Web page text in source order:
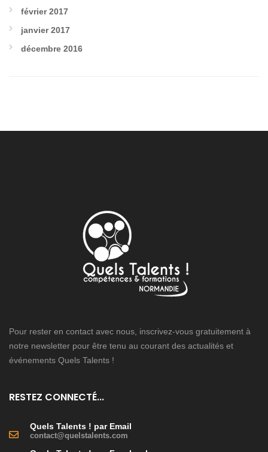
février 2017
janvier 2017
décembre 2016
Pour rester en contact avec nous, inscrivez-vous gratuitement à
notre newsletter pour être tenu au courant des actualités et
événements Quels Talents !
RESTEZ CONNECTÉ...
Quels Talents ! par Email
contact@quelstalents.com